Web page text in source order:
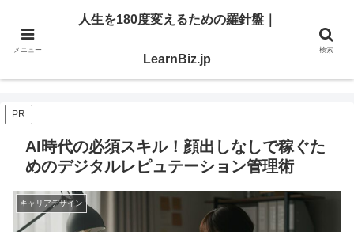
明日を切り開く「学び」と「スキル」を、ここで。
人生を180度変えるための羅針盤｜LearnBiz.jp
PR
AI時代の必須スキル！顔出しなしで稼ぐた
めのデジタルレピュテーション管理術
キャリアデザイン
メニュー
人生を180度変えるための羅針盤｜
LearnBiz.jp
検索